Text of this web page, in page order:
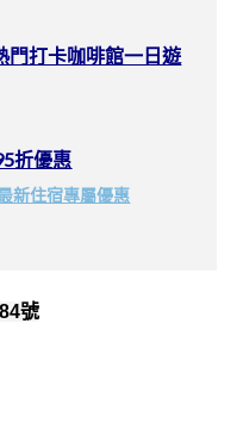
門打卡咖啡館一日遊
折優惠
新住宿專屬優惠
號